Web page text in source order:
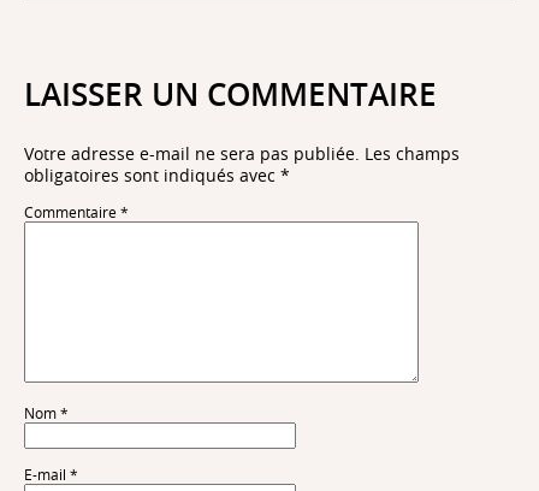
LAISSER UN COMMENTAIRE
Votre adresse e-mail ne sera pas publiée. Les champs
obligatoires sont indiqués avec *
Commentaire *
Nom *
E-mail *